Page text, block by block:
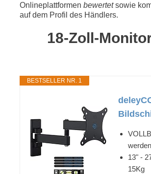
Onlineplattformen bewertetsowie
auf dem Profil des Händlers.
18-Zoll-
BESTSELLER NR. 1
werden
13" -
15Kg